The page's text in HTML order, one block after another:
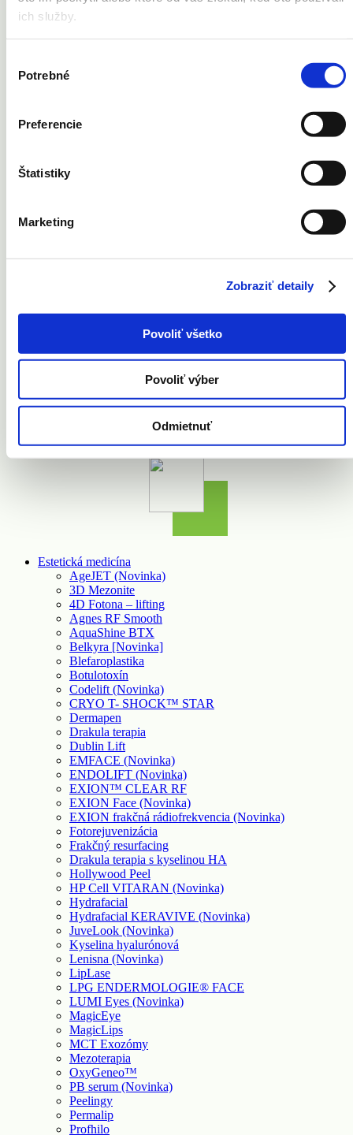
ich služby.
súhlasu
Potrebné
Preferencie
Štatistiky
Marketing
Zobraziť detaily
Povoliť všetko
Povoliť výber
Odmietnuť
Opaľovanie
Potenie
Znamienka
Pigmentové škvrny
Ruky
Newsletter
Instagram
© 2018 MEDISKIN s.r.o. všetky práva vyhradené | MEDISKIN
M:+421 0903 029 754| M:+421 905 327 010|
Žiadosť o zaslanie výpisu zo zdravotnej
dokumentácie
Texty zverejnené na tejto webstránke sú výsledkom tvorivej
duševnej činnosti, pričom ich použitie bez súhlasu spoločnosti
MEDISKIN s.r.o. môže spôsobiť porušenie autorského zákona a
taktiež naplniť skutkovú podstatu trestného činu podľa § 283
Estetická medicína
AgeJET (Novinka)
3D Mezonite
4D Fotona – lifting
Agnes RF Smooth
AquaShine BTX
Belkyra [Novinka]
Blefaroplastika
Botulotoxín
Codelift (Novinka)
CRYO T- SHOCK™ STAR
Dermapen
Drakula terapia
Dublin Lift
EMFACE (Novinka)
ENDOLIFT (Novinka)
EXION™ CLEAR RF
EXION Face (Novinka)
EXION frakčná rádiofrekvencia (Novinka)
Fotorejuvenizácia
Frakčný resurfacing
Drakula terapia s kyselinou HA
Hollywood Peel
HP Cell VITARAN (Novinka)
Hydrafacial
Hydrafacial KERAVIVE (Novinka)
JuveLook (Novinka)
Kyselina hyalurónová
Lenisna (Novinka)
LipLase
LPG ENDERMOLOGIE® FACE
LUMI Eyes (Novinka)
MagicEye
MagicLips
MCT Exozómy
Mezoterapia
OxyGeneo™
PB serum (Novinka)
Peelingy
Permalip
Profhilo